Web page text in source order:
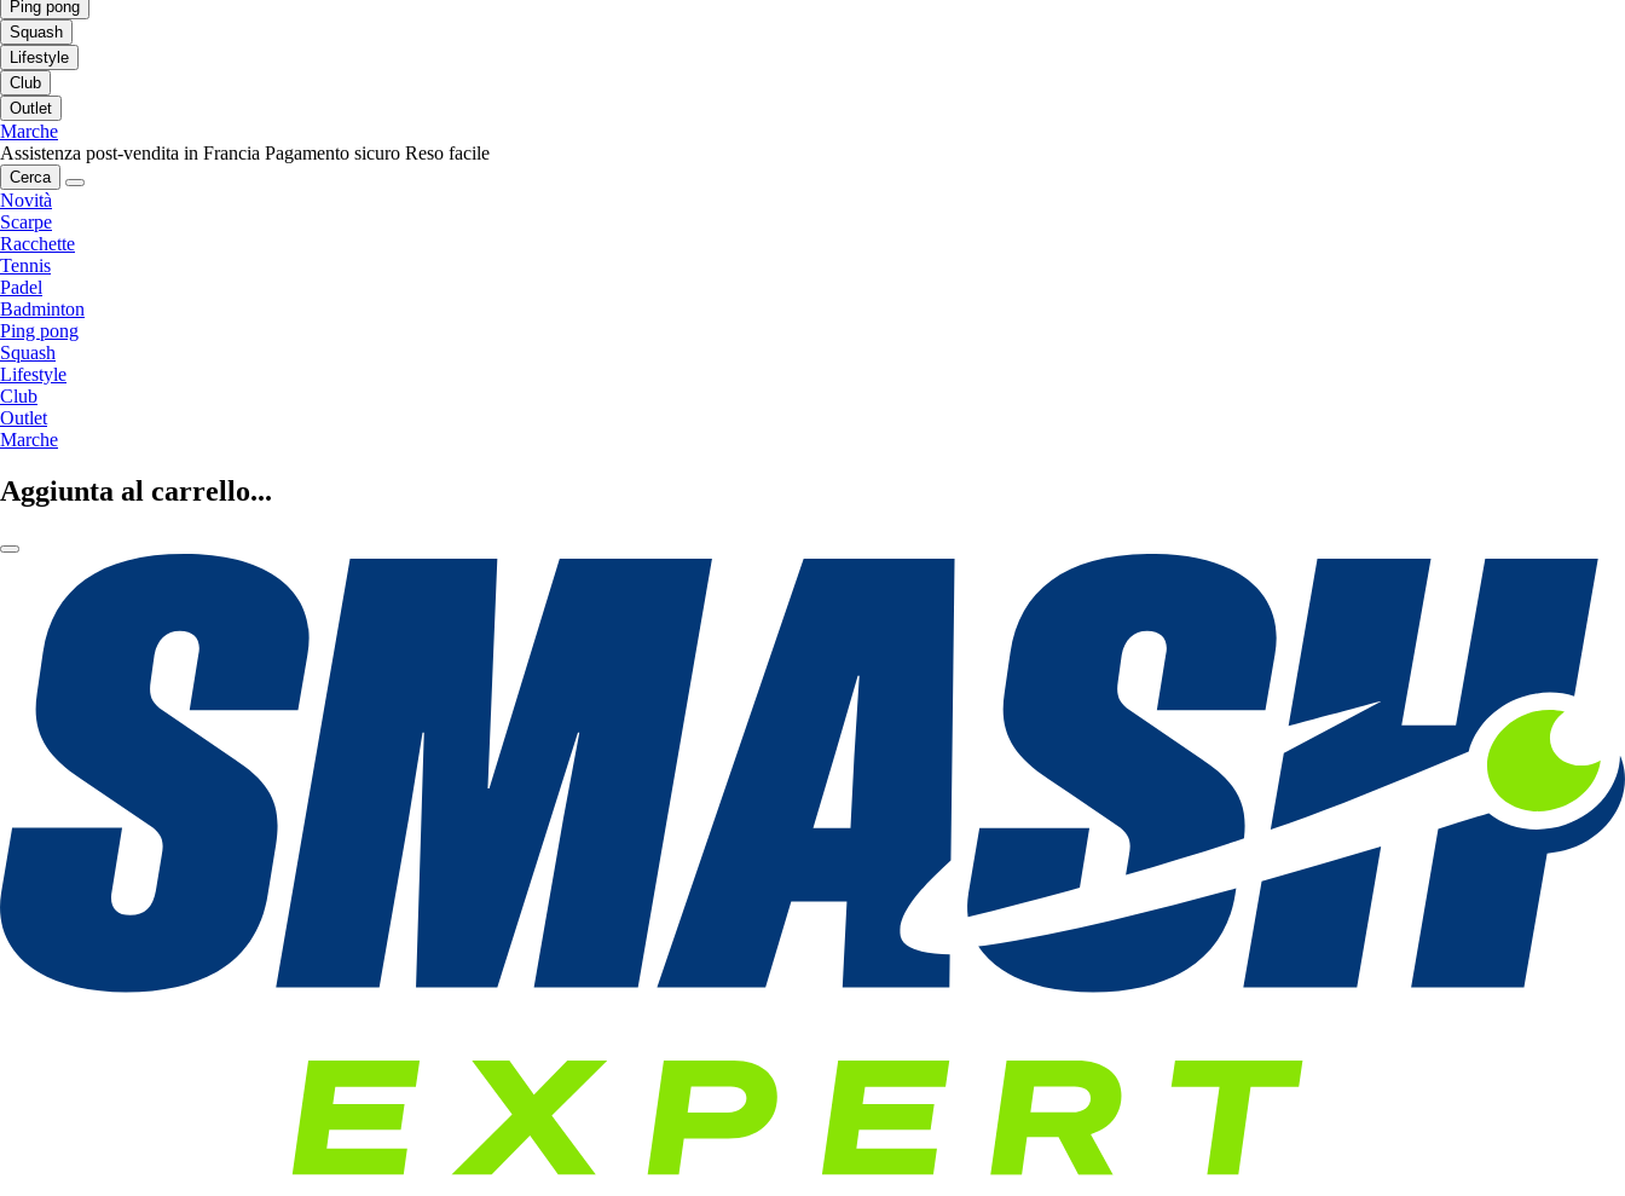
Ping pong
Squash
Lifestyle
Club
Outlet
Marche
Assistenza post-vendita in Francia Pagamento sicuro Reso facile
Cerca
Novità
Scarpe
Racchette
Tennis
Padel
Badminton
Ping pong
Squash
Lifestyle
Club
Outlet
Marche
Aggiunta al carrello...